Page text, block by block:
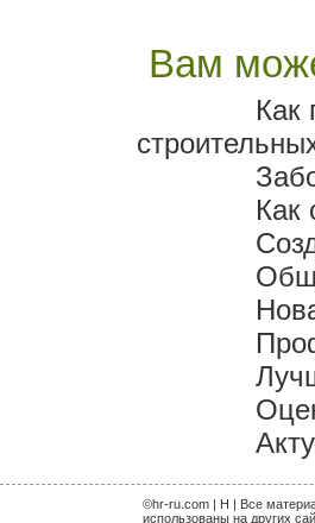
Вам
Как
Как
©hr-ru.com | H | Все
использованы на других